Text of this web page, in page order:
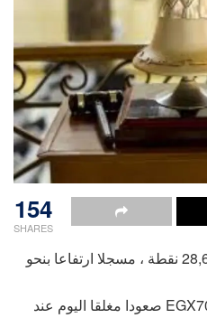
154
SHARES
اغلق مؤشر EGX30 عند 28,653.85 نقطة ، مسجلا ارتفاعا بنحو
بينما سجل مؤشر 1.08% EGX70 EWI صعودا مغلقا اليوم عند